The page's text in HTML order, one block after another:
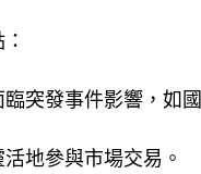
突發事件影響，如
地參與市場交易。